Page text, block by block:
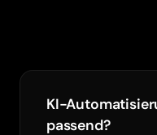
KI-
passend?